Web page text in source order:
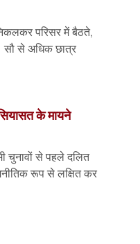
परिसर में बैठते,
से अधिक छात्र
के मायने
चुनावों से पहले दलित
रूप से लक्षित कर